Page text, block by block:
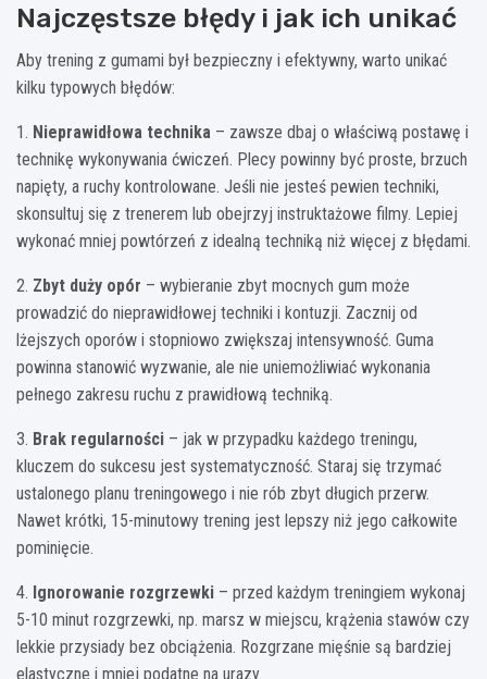
Najczęstsze błędy i jak ich unikać
Aby trening z gumami był bezpieczny i efektywny, warto unikać
kilku typowych błędów:
1. Nieprawidłowa technika – zawsze dbaj o właściwą postawę i
technikę wykonywania ćwiczeń. Plecy powinny być proste, brzuch
napięty, a ruchy kontrolowane. Jeśli nie jesteś pewien techniki,
skonsultuj się z trenerem lub obejrzyj instruktażowe filmy. Lepiej
wykonać mniej powtórzeń z idealną techniką niż więcej z błędami.
2. Zbyt duży opór – wybieranie zbyt mocnych gum może
prowadzić do nieprawidłowej techniki i kontuzji. Zacznij od
lżejszych oporów i stopniowo zwiększaj intensywność. Guma
powinna stanowić wyzwanie, ale nie uniemożliwiać wykonania
pełnego zakresu ruchu z prawidłową techniką.
3. Brak regularności – jak w przypadku każdego treningu,
kluczem do sukcesu jest systematyczność. Staraj się trzymać
ustalonego planu treningowego i nie rób zbyt długich przerw.
Nawet krótki, 15-minutowy trening jest lepszy niż jego całkowite
pominięcie.
4. Ignorowanie rozgrzewki – przed każdym treningiem wykonaj
5-10 minut rozgrzewki, np. marsz w miejscu, krążenia stawów czy
lekkie przysiady bez obciążenia. Rozgrzane mięśnie są bardziej
elastyczne i mniej podatne na urazy.